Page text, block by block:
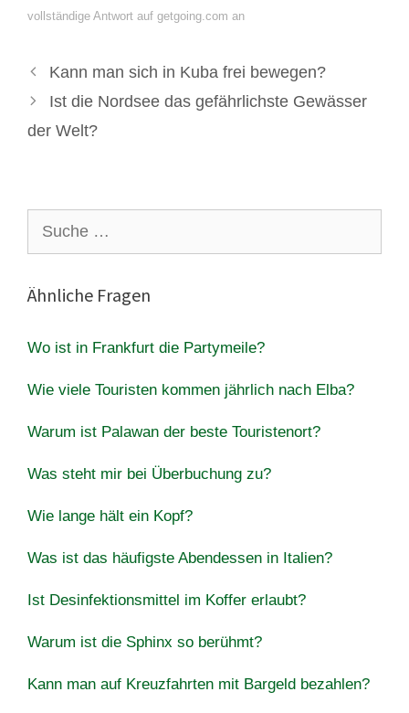
vollständige Antwort auf getgoing.com an
Kann man sich in Kuba frei bewegen?
Ist die Nordsee das gefährlichste Gewässer
der Welt?
nach:
Ähnliche Fragen
Wo ist in Frankfurt die Partymeile?
Wie viele Touristen kommen jährlich nach Elba?
Warum ist Palawan der beste Touristenort?
Was steht mir bei Überbuchung zu?
Wie lange hält ein Kopf?
Was ist das häufigste Abendessen in Italien?
Ist Desinfektionsmittel im Koffer erlaubt?
Warum ist die Sphinx so berühmt?
Kann man auf Kreuzfahrten mit Bargeld bezahlen?